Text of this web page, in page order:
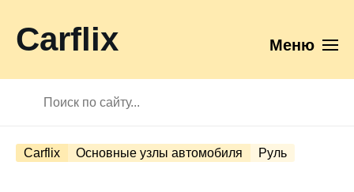
Carflix Меню
Carflix Основные узлы автомобиля Руль